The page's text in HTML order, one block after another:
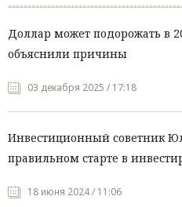
Доллар может подорожать в
объяснили причины
03 декабря 2025 / 17:18
Инвестиционный советник
правильном старте в
18 июня 2024 / 11:06